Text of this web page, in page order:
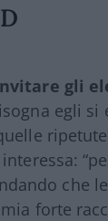
gli
egli si
che
forte